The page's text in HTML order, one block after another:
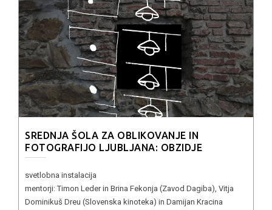
SREDNJA ŠOLA ZA OBLIKOVANJE IN
FOTOGRAFIJO LJUBLJANA: OBZIDJE
svetlobna instalacija
mentorji: Timon Leder in Brina Fekonja (Zavod Dagiba), Vitja
Dominikuš Dreu (Slovenska kinoteka) in Damijan Kracina